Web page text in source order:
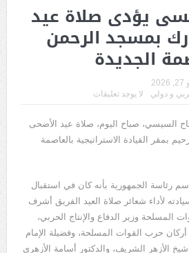
يؤدى صلاة عيد
بمسجد الرحمن
الجديدة
و دولي لا يوجد تعليقات
السيسي، صباح اليوم، صلاة عيد الأضحى
بمقر القيادة الاستراتيجية بالعاصمة
رئاسة الجمهورية بأنه كان في استقبال
لأداء شعائر صلاة العيد الفريق أشرف
المسلحة وزير الدفاع والإنتاج الحربي،
حرب القوات المسلحة، وفضيلة الإمام
شيخ الأزهر الشريف، والدكتور أسامة الأزهري